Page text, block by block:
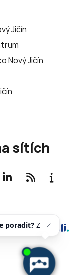
Jičín
Nový Jičín
sítích
by
Chettyh